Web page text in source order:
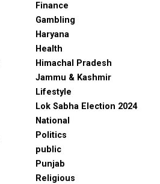
Finance
Gambling
Haryana
Health
Himachal Pradesh
Jammu & Kashmir
Lifestyle
Lok Sabha Election 2024
National
Politics
public
Punjab
Religious